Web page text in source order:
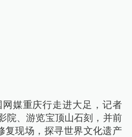
网媒重庆行走进大足，记者
院、游览宝顶山石刻，并前
复现场，探寻世界文化遗产